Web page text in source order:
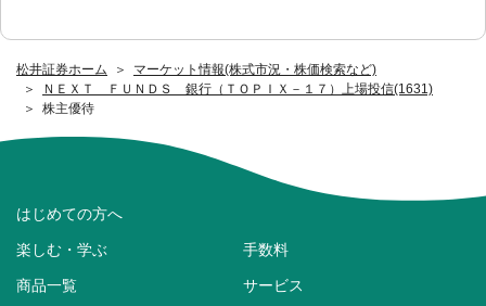
松井証券ホーム
マーケット情報(株式市況・株価検索など)
ＮＥＸＴ ＦＵＮＤＳ 銀行（ＴＯＰＩＸ－１７）上場投信(1631)
株主優待
はじめての方へ
楽しむ・学ぶ 手数料
商品一覧 サービス